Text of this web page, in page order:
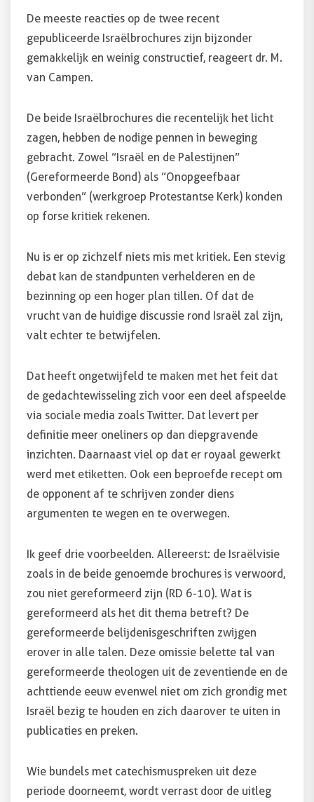
De meeste reacties op de twee recent
gepubliceerde Israëlbrochures zijn bijzonder
gemakkelijk en weinig constructief, reageert dr. M.
van Campen.
De beide Israëlbrochures die recentelijk het licht
zagen, hebben de nodige pennen in beweging
gebracht. Zowel ”Israël en de Palestijnen”
(Gereformeerde Bond) als ”Onopgeefbaar
verbonden” (werkgroep Protestantse Kerk) konden
op forse kritiek rekenen.
Nu is er op zichzelf niets mis met kritiek. Een stevig
debat kan de standpunten verhelderen en de
bezinning op een hoger plan tillen. Of dat de
vrucht van de huidige discussie rond Israël zal zijn,
valt echter te betwijfelen.
Dat heeft ongetwijfeld te maken met het feit dat
de gedachtewisseling zich voor een deel afspeelde
via sociale media zoals Twitter. Dat levert per
definitie meer oneliners op dan diepgravende
inzichten. Daarnaast viel op dat er royaal gewerkt
werd met etiketten. Ook een beproefde recept om
de opponent af te schrijven zonder diens
argumenten te wegen en te overwegen.
Ik geef drie voorbeelden. Allereerst: de Israëlvisie
zoals in de beide genoemde brochures is verwoord,
zou niet gereformeerd zijn (RD 6-10). Wat is
gereformeerd als het dit thema betreft? De
gereformeerde belijdenis­geschriften zwijgen
erover in alle talen. Deze omissie belette tal van
gereformeerde theologen uit de zeventiende en de
achttiende eeuw evenwel niet om zich grondig met
Israël bezig te houden en zich daarover te uiten in
publicaties en preken.
Wie bundels met catechismuspreken uit deze
periode doorneemt, wordt verrast door de uitleg